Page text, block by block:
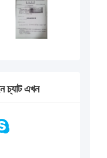
চ্যাট এখন